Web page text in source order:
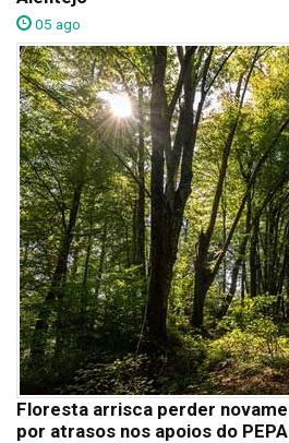
05 ago
Floresta arrisca perder
por atrasos nos apoios do